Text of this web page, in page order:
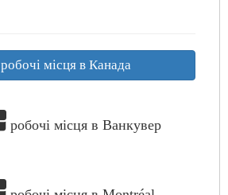
робочі місця в Канада
робочі місця в Ванкувер